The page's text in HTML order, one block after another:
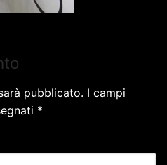
pubblicato. I campi
*